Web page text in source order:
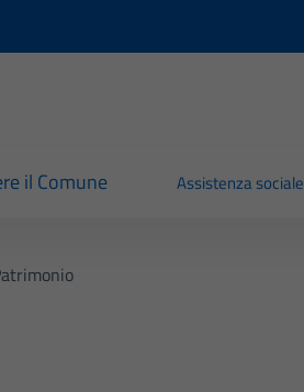
il Comune Assistenza sociale